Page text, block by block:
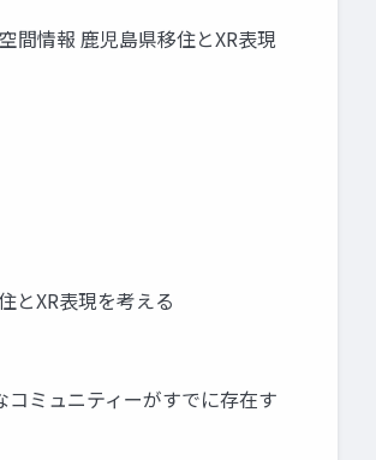
間情報 鹿児島県移住とXR表現
XR表現を考える
ミュニティーがすでに存在す